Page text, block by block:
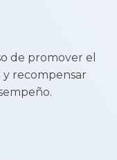
de promover el
recompensar